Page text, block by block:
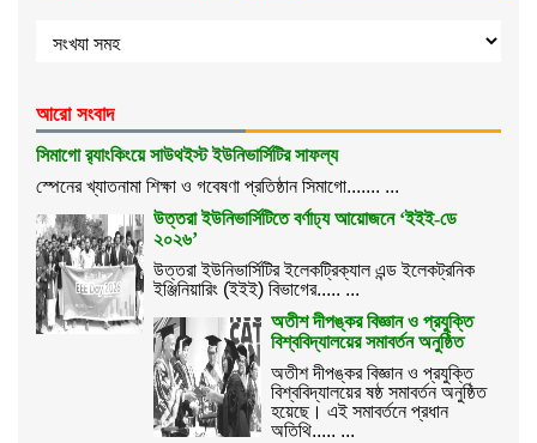
আরো সংবাদ
সিমাগো র‌্যাংকিংয়ে সাউথইস্ট ইউনিভার্সিটির সাফল্য
স্পেনের খ্যাতনামা শিক্ষা ও গবেষণা প্রতিষ্ঠান সিমাগো....... ...
উত্তরা ইউনিভার্সিটিতে বর্ণাঢ্য আয়োজনে ‘ইইই-ডে
২০২৬’
উত্তরা ইউনিভার্সিটির ইলেকট্রিক্যাল এন্ড ইলেকট্রনিক
ইঞ্জিনিয়ারিং (ইইই) বিভাগের..... ...
অতীশ দীপঙ্কর বিজ্ঞান ও প্রযুক্তি
বিশ্ববিদ্যালয়ের সমাবর্তন অনুষ্ঠিত
অতীশ দীপঙ্কর বিজ্ঞান ও প্রযুক্তি
বিশ্ববিদ্যালয়ের ষষ্ঠ সমাবর্তন অনুষ্ঠিত
হয়েছে। এই সমাবর্তনে প্রধান
অতিথি..... ...